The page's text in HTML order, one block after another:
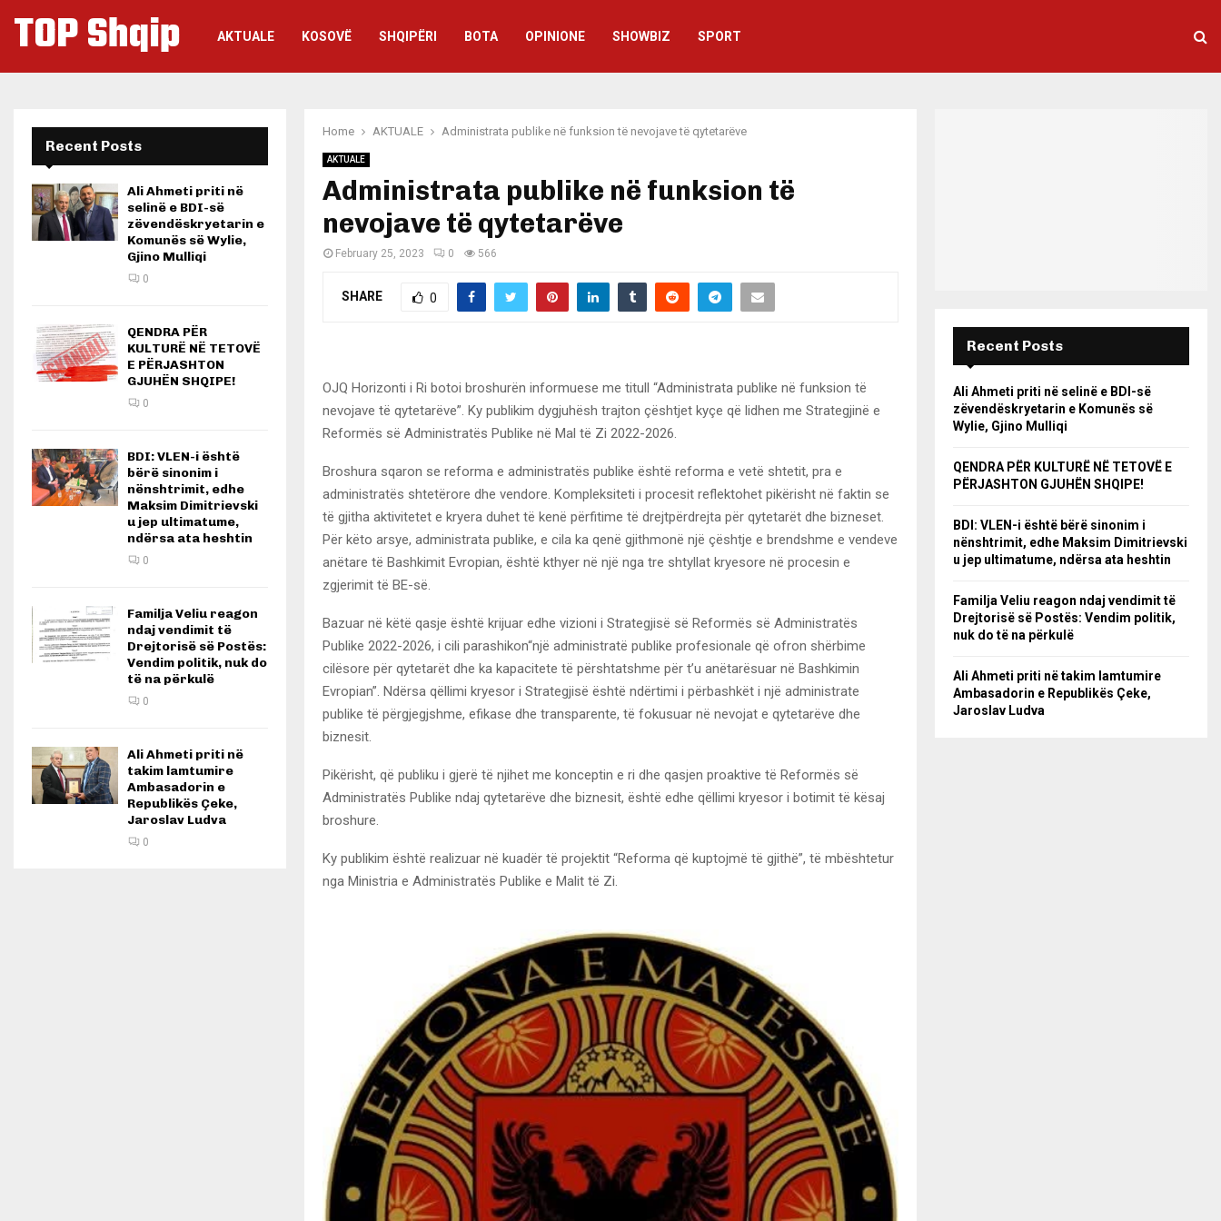
TOP Shqip AKTUALE KOSOVË SHQIPËRI BOTA OPINIONE SHOWBIZ SPORT
Home AKTUALE Administrata publike në funksion të nevojave të qytetarëve
AKTUALE
Administrata publike në funksion të
nevojave të qytetarëve
February 25, 2023 0 566
SHARE 0
OJQ Horizonti i Ri botoi broshurën informuese me titull “Administrata publike në funksion të
nevojave të qytetarëve”. Ky publikim dygjuhësh trajton çështjet kyçe që lidhen me Strategjinë e
Reformës së Administratës Publike në Mal të Zi 2022-2026.
Broshura sqaron se reforma e administratës publike është reforma e vetë shtetit, pra e
administratës shtetërore dhe vendore. Kompleksiteti i procesit reflektohet pikërisht në faktin se
të gjitha aktivitetet e kryera duhet të kenë përfitime të drejtpërdrejta për qytetarët dhe bizneset.
Për këto arsye, administrata publike, e cila ka qenë gjithmonë një çështje e brendshme e vendeve
anëtare të Bashkimit Evropian, është kthyer në një nga tre shtyllat kryesore në procesin e
zgjerimit të BE-së.
Bazuar në këtë qasje është krijuar edhe vizioni i Strategjisë së Reformës së Administratës
Publike 2022-2026, i cili parashikon“një administratë publike profesionale që ofron shërbime
cilësore për qytetarët dhe ka kapacitete të përshtatshme për t’u anëtarësuar në Bashkimin
Evropian”. Ndërsa qëllimi kryesor i Strategjisë është ndërtimi i përbashkët i një administrate
publike të përgjegjshme, efikase dhe transparente, të fokusuar në nevojat e qytetarëve dhe
biznesit.
Pikërisht, që publiku i gjerë të njihet me konceptin e ri dhe qasjen proaktive të Reformës së
Administratës Publike ndaj qytetarëve dhe biznesit, është edhe qëllimi kryesor i botimit të kësaj
broshure.
Ky publikim është realizuar në kuadër të projektit “Reforma që kuptojmë të gjithë”, të mbështetur
nga Ministria e Administratës Publike e Malit të Zi.
Recent Posts
Ali Ahmeti priti në
selinë e BDI-së
zëvendëskryetarin e
Komunës së Wylie,
Gjino Mulliqi
0
QENDRA PËR
KULTURË NË TETOVË
E PËRJASHTON
GJUHËN SHQIPE!
0
BDI: VLEN-i është
bërë sinonim i
nënshtrimit, edhe
Maksim Dimitrievski
u jep ultimatume,
ndërsa ata heshtin
0
Familja Veliu reagon
ndaj vendimit të
Drejtorisë së Postës:
Vendim politik, nuk do
të na përkulë
0
Ali Ahmeti priti në
takim lamtumire
Ambasadorin e
Republikës Çeke,
Jaroslav Ludva
0
Recent Posts
Ali Ahmeti priti në selinë e BDI-së
zëvendëskryetarin e Komunës së
Wylie, Gjino Mulliqi
QENDRA PËR KULTURË NË TETOVË E
PËRJASHTON GJUHËN SHQIPE!
BDI: VLEN-i është bërë sinonim i
nënshtrimit, edhe Maksim Dimitrievski
u jep ultimatume, ndërsa ata heshtin
Familja Veliu reagon ndaj vendimit të
Drejtorisë së Postës: Vendim politik,
nuk do të na përkulë
Ali Ahmeti priti në takim lamtumire
Ambasadorin e Republikës Çeke,
Jaroslav Ludva